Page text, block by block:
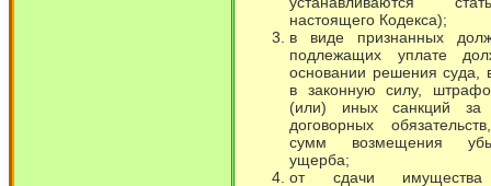
настоящего Кодекса);
в виде признанных
подлежащих уплате
основании решения суда,
в законную силу,
(или) иных санкций за
договорных
сумм возмещения
ущерба;
от сдачи имущества